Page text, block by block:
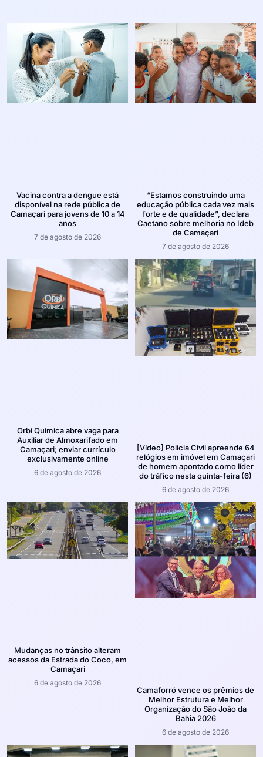
Vacina contra a dengue está
disponível na rede pública de
Camaçari para jovens de 10 a 14
anos
7 de agosto de 2026
“Estamos construindo uma
educação pública cada vez mais
forte e de qualidade”, declara
Caetano sobre melhoria no Ideb
de Camaçari
7 de agosto de 2026
Orbi Química abre vaga para
Auxiliar de Almoxarifado em
Camaçari; enviar currículo
exclusivamente online
6 de agosto de 2026
[Vídeo] Polícia Civil apreende 64
relógios em imóvel em Camaçari
de homem apontado como líder
do tráfico nesta quinta-feira (6)
6 de agosto de 2026
Mudanças no trânsito alteram
acessos da Estrada do Coco, em
Camaçari
6 de agosto de 2026
Camaforró vence os prêmios de
Melhor Estrutura e Melhor
Organização do São João da
Bahia 2026
6 de agosto de 2026